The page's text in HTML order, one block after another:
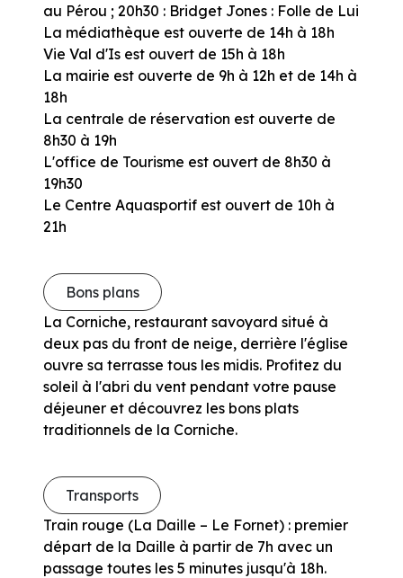
au Pérou ; 20h30 : Bridget Jones : Folle de Lui
La médiathèque est ouverte de 14h à 18h
Vie Val d'Is est ouvert de 15h à 18h
La mairie est ouverte de 9h à 12h et de 14h à
18h
La centrale de réservation est ouverte de
8h30 à 19h
L'office de Tourisme est ouvert de 8h30 à
19h30
Le Centre Aquasportif est ouvert de 10h à
21h
Bons plans
La Corniche, restaurant savoyard situé à
deux pas du front de neige, derrière l'église
ouvre sa terrasse tous les midis. Profitez du
soleil à l'abri du vent pendant votre pause
déjeuner et découvrez les bons plats
traditionnels de la Corniche.
Transports
Train rouge (La Daille – Le Fornet) : premier
départ de la Daille à partir de 7h avec un
passage toutes les 5 minutes jusqu'à 18h.